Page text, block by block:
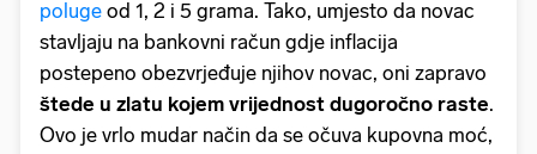
poluge od 1, 2 i 5 grama. Tako, umjesto da novac
stavljaju na bankovni račun gdje inflacija
postepeno obezvrjeđuje njihov novac, oni zapravo
štede u zlatu kojem vrijednost dugoročno raste.
Ovo je vrlo mudar način da se očuva kupovna moć,